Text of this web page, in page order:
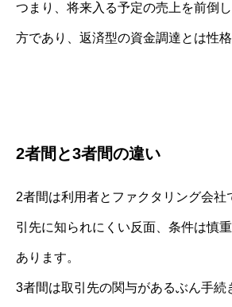
つまり、将来入る予定の売上を前倒
方であり、返済型の資金調達とは性格
2者間と3者間の違い
2者間は利用者とファクタリング会社
引先に知られにくい反面、条件は慎
あります。
3者間は取引先の関与があるぶん手続